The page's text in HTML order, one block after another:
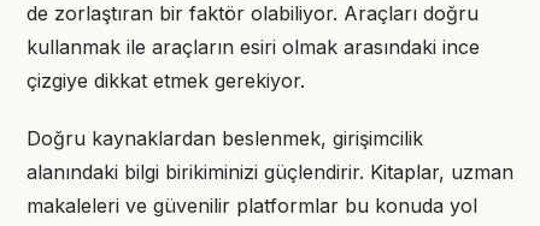
de zorlaştıran bir faktör olabiliyor. Araçları doğru
kullanmak ile araçların esiri olmak arasındaki ince
çizgiye dikkat etmek gerekiyor.
Doğru kaynaklardan beslenmek, girişimcilik
alanındaki bilgi birikiminizi güçlendirir. Kitaplar, uzman
makaleleri ve güvenilir platformlar bu konuda yol